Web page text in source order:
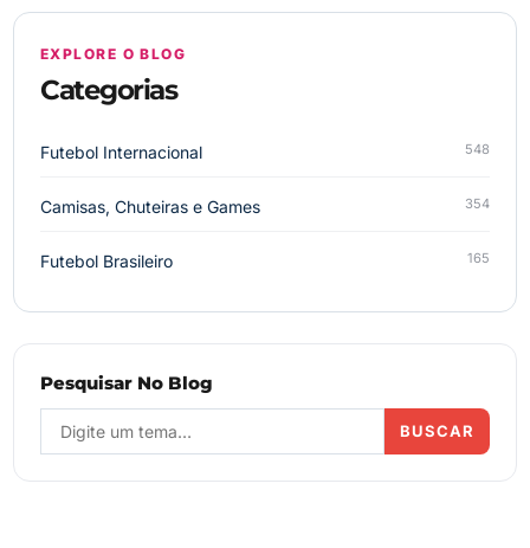
EXPLORE O BLOG
Categorias
Futebol Internacional 548
Camisas, Chuteiras e Games 354
Futebol Brasileiro 165
Pesquisar No Blog
BUSCAR